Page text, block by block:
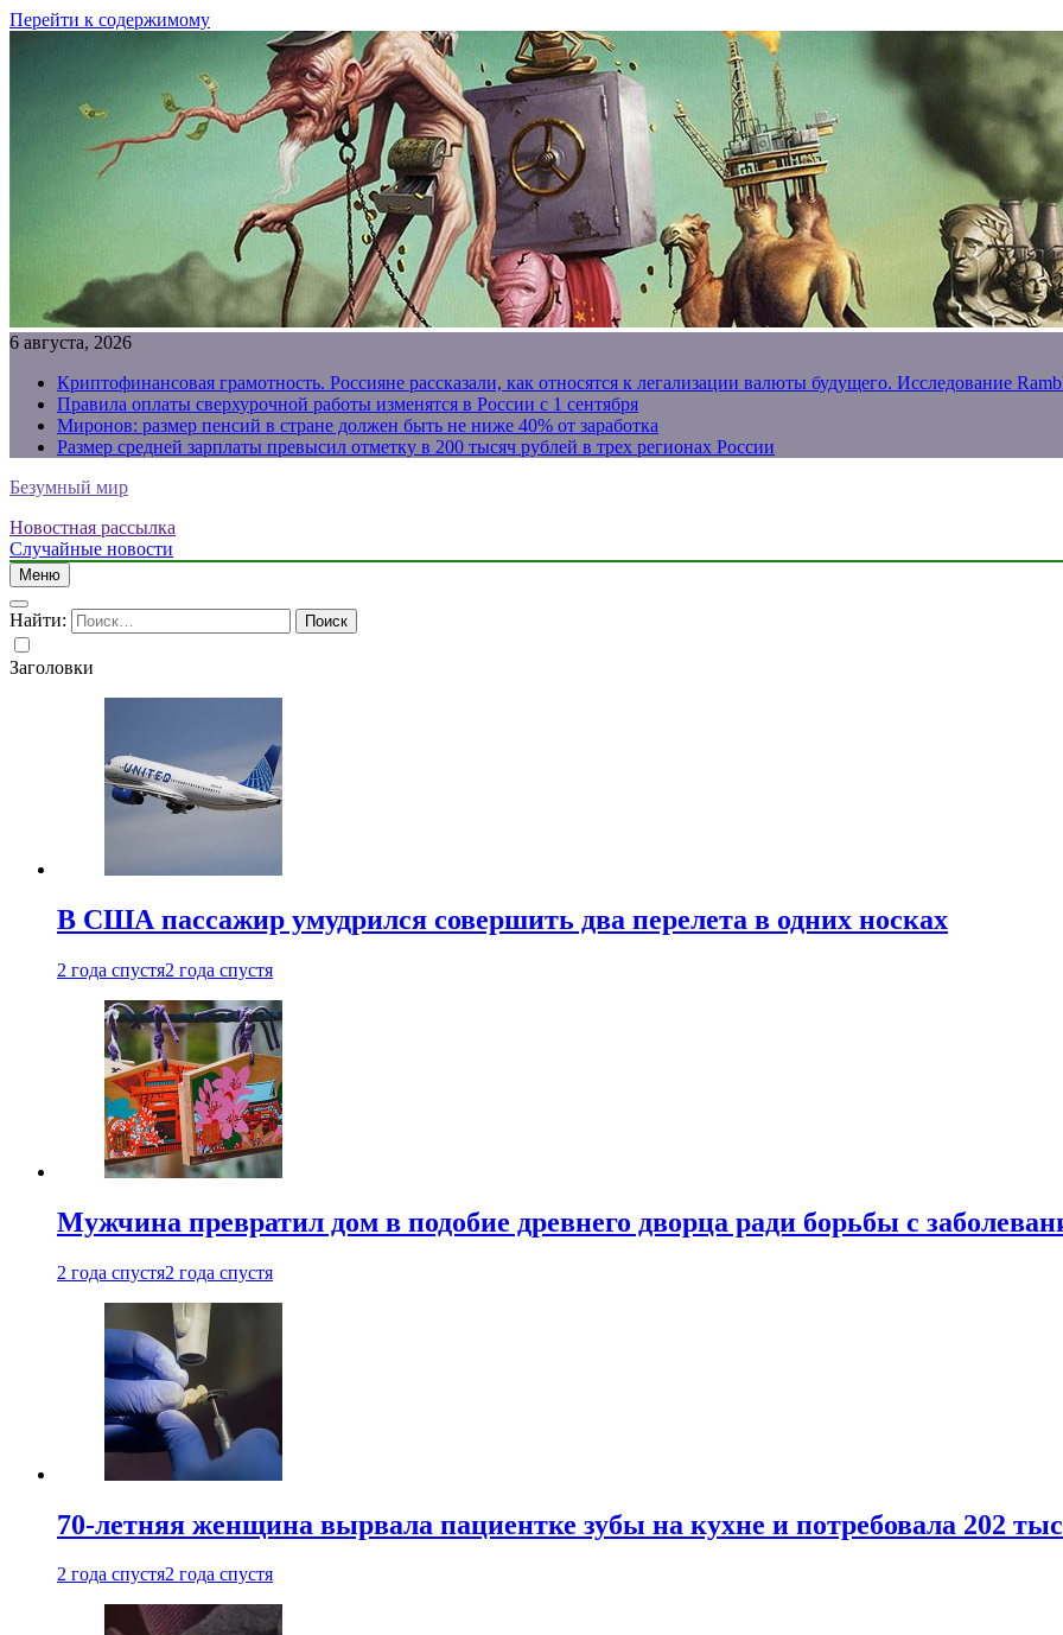
Перейти к содержимому
6 августа, 2026
Криптофинансовая грамотность. Россияне рассказали, как относятся к легализации валюты будущего. Исследование
Правила оплаты сверхурочной работы изменятся в России с 1 сентября
Миронов: размер пенсий в стране должен быть не ниже 40% от заработка
Размер средней зарплаты превысил отметку в 200 тысяч рублей в трех регионах России
Безумный мир
Новостная рассылка
Случайные новости
Меню
Найти:
Заголовки
В США пассажир умудрился совершить два перелета в одних носках
2 года спустя2 года спустя
Мужчина превратил дом в подобие древнего дворца ради борьбы с
2 года спустя2 года спустя
70-летняя женщина вырвала пациентке зубы на кухне и потребовала 202
2 года спустя2 года спустя